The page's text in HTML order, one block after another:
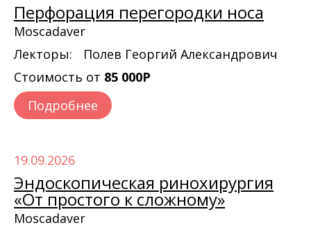
Перфорация перегородки носа
Moscadaver
Лекторы:
Полев Георгий Александрович
Стоимость от 85 000Р
Подробнее
19.09.2026
Эндоскопическая ринохирургия
«От простого к сложному»
Moscadaver